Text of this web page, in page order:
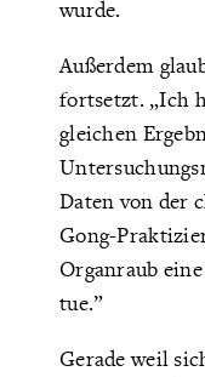
wurde.
Außerdem
fortsetzt. „Ich
gleichen
Daten von der
Gong-
Organraub
tue.”
Gerade weil